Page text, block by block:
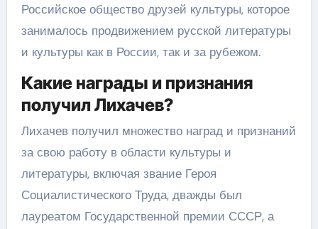
Российское общество друзей культуры, которое
занималось продвижением русской литературы
и культуры как в России, так и за рубежом.
Какие награды и признания
получил Лихачев?
Лихачев получил множество наград и признаний
за свою работу в области культуры и
литературы, включая звание Героя
Социалистического Труда, дважды был
лауреатом Государственной премии СССР, а